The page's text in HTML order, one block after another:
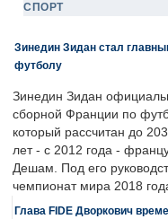
СПОРТ
Зинедин Зидан стал
футболу
Зинедин Зидан
сборной Франции по
который рассчитан до
лет - с 2012 года -
Дешам. Под его
чемпионат мира 2018
Глава FIDE Дворкович